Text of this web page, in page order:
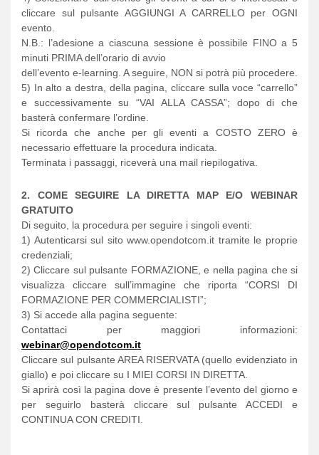
cliccare sul pulsante AGGIUNGI A CARRELLO per OGNI
evento.
N.B.: l’adesione a ciascuna sessione è possibile FINO a 5
minuti PRIMA dell’orario di avvio
dell’evento e-learning. A seguire, NON si potrà più procedere.
5) In alto a destra, della pagina, cliccare sulla voce “carrello”
e successivamente su “VAI ALLA CASSA”; dopo di che
basterà confermare l’ordine.
Si ricorda che anche per gli eventi a COSTO ZERO è
necessario effettuare la procedura indicata.
Terminata i passaggi, riceverà una mail riepilogativa.
2. COME SEGUIRE LA DIRETTA MAP E/O WEBINAR
GRATUITO
Di seguito, la procedura per seguire i singoli eventi:
1) Autenticarsi sul sito www.opendotcom.it tramite le proprie
credenziali;
2) Cliccare sul pulsante FORMAZIONE, e nella pagina che si
visualizza cliccare sull’immagine che riporta “CORSI DI
FORMAZIONE PER COMMERCIALISTI”;
3) Si accede alla pagina seguente:
Contattaci per maggiori informazioni:
webinar@opendotcom.it
Cliccare sul pulsante AREA RISERVATA (quello evidenziato in
giallo) e poi cliccare su I MIEI CORSI IN DIRETTA.
Si aprirà così la pagina dove è presente l’evento del giorno e
per seguirlo basterà cliccare sul pulsante ACCEDI e
CONTINUA CON CREDITI.